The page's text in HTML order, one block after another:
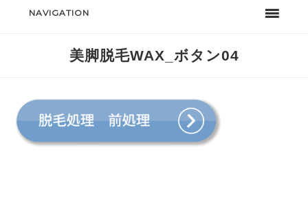
NAVIGATION
美脚脱毛WAX_ボタン04